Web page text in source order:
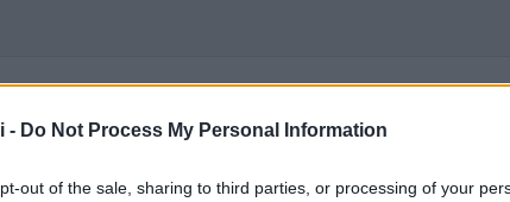
- Do Not Process My Personal Information
out of the sale, sharing to third parties, or processing of your
per a la masturbació: